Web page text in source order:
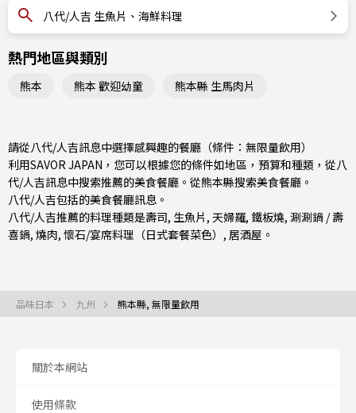
八代/人吉 生魚片、海鮮料理
熱門地區與類別
熊本 熊本 歡迎幼童 熊本縣 生馬肉片
請從八代/人吉訊息中選擇感興趣的餐廳（條件：無限量飲用）
利用SAVOR JAPAN，您可以根據您的條件如地區，預算和種類，從八
代/人吉訊息中搜索推薦的美食餐廳。從熊本縣搜索美食餐廳。
八代/人吉包括的美食餐廳訊息。
八代/人吉推薦的料理種類是壽司, 生魚片 , 天婦羅, 鐵板燒, 涮涮鍋 / 壽
喜鍋, 燒肉, 懷石/宴席料理（日式套餐菜色） , 居酒屋 。
品味日本 九州 熊本縣, 無限量飲用
關於本網站
使用條款